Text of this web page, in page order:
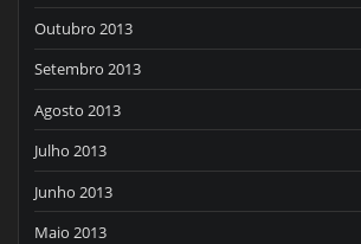
Outubro 2013
Setembro 2013
Agosto 2013
Julho 2013
Junho 2013
Maio 2013